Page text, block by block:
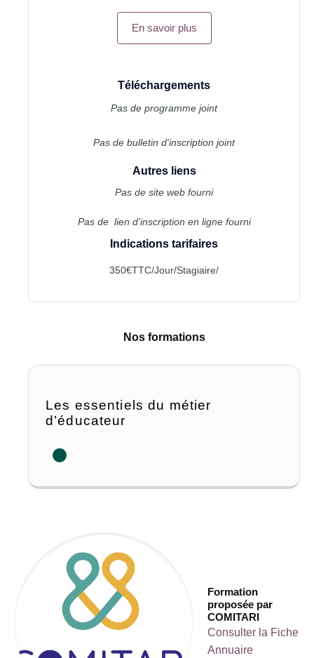
En savoir plus
Téléchargements
Pas de programme joint
Pas de bulletin d'inscription joint
Autres liens
Pas de site web fourni
Pas de lien d'inscription en ligne fourni
Indications tarifaires
350€TTC/Jour/Stagiaire/
Nos formations
Les essentiels du métier
d’éducateur
Formation
proposée par
COMITARI
Consulter la Fiche
Annuaire